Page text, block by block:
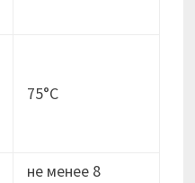
75°С
не менее 8